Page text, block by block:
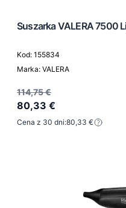
Suszarka VALERA 7500
Kod: 155834
Marka: VALERA
114,75 €
80,33 €
Cena z 30 dni:80,33 €